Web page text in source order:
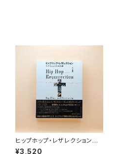
ヒップホップ・レザレクション
ラップ・ミュージックとキリスト教
¥3,520